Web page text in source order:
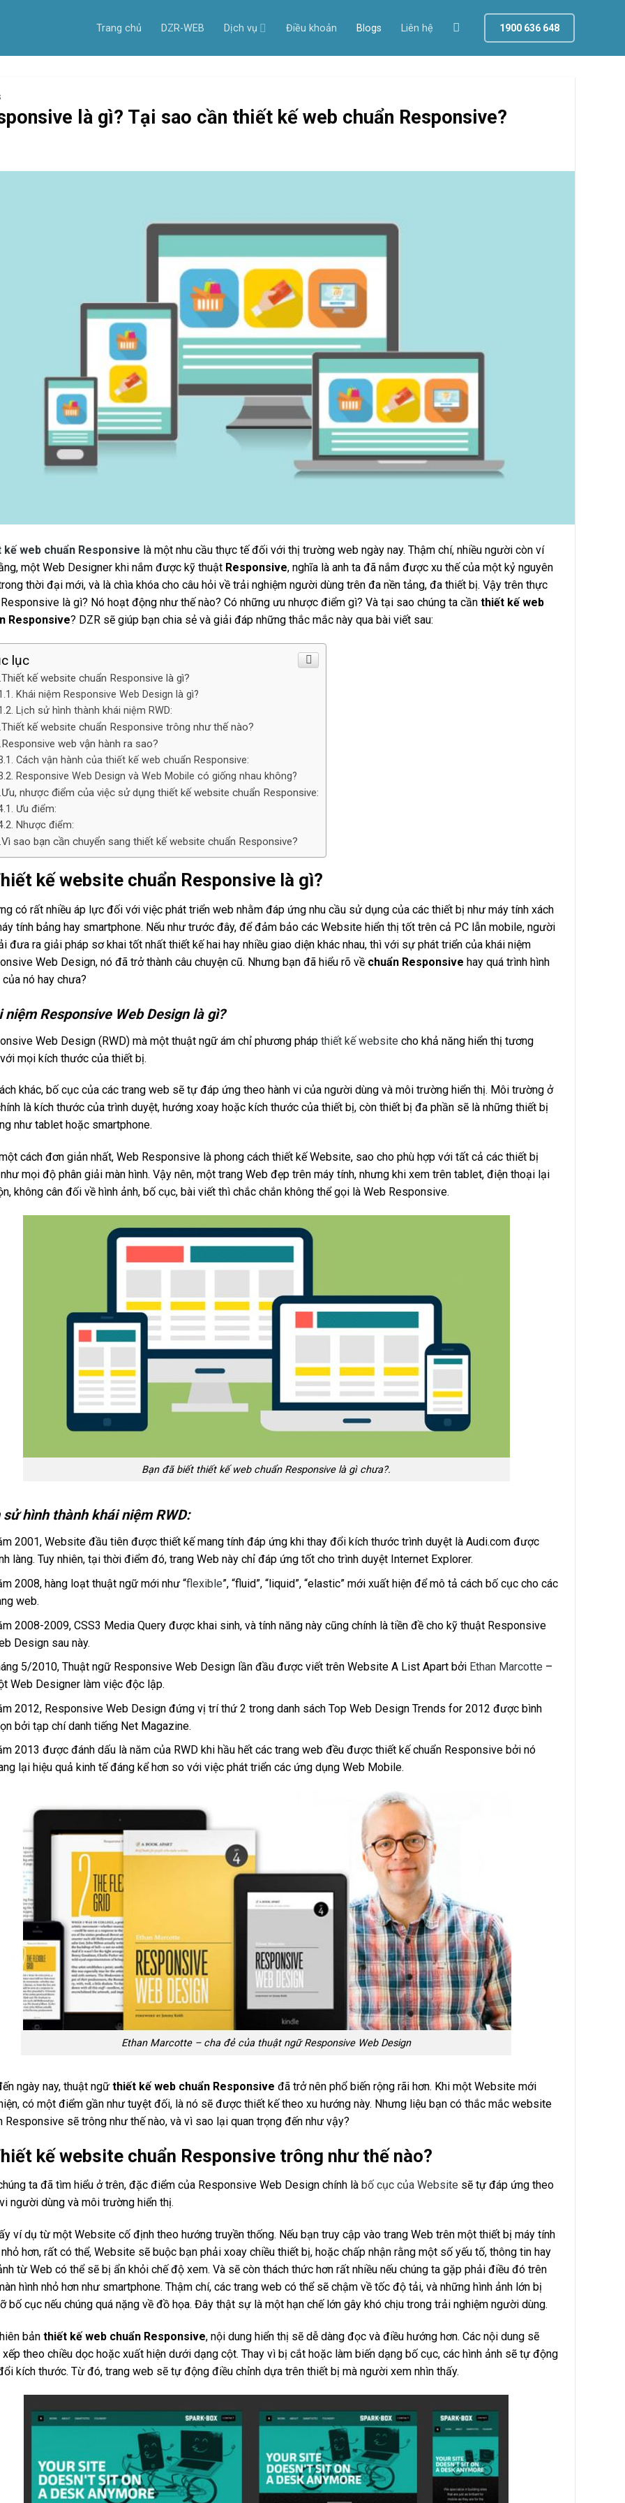
Trang chủ DZR-WEB Dịch vụ Điều khoản Blogs Liên hệ 1900 636 648
là gì? Tại sao cần thiết kế web chuẩn Responsive?
kế web chuẩn Responsive là một nhu cầu thực tế đối với thị trường web ngày nay. Thậm chí, nhiều người còn ví
một Web Designer khi nắm được kỹ thuật Responsive, nghĩa là anh ta đã nắm được xu thế của một kỷ nguyên
thời đại mới, và là chìa khóa cho câu hỏi về trải nghiệm người dùng trên đa nền tảng, đa thiết bị. Vậy trên thực
là gì? Nó hoạt động như thế nào? Có những ưu nhược điểm gì? Và tại sao chúng ta cần thiết kế web
Responsive? DZR sẽ giúp bạn chia sẻ và giải đáp những thắc mắc này qua bài viết sau:
lục
kế website chuẩn Responsive là gì?
Khái niệm Responsive Web Design là gì?
Lịch sử hình thành khái niệm RWD:
kế website chuẩn Responsive trông như thế nào?
web vận hành ra sao?
Cách vận hành của thiết kế web chuẩn Responsive:
Responsive Web Design và Web Mobile có giống nhau không?
nhược điểm của việc sử dụng thiết kế website chuẩn Responsive:
Ưu điểm:
Nhược điểm:
sao bạn cần chuyển sang thiết kế website chuẩn Responsive?
kế website chuẩn Responsive là gì?
có rất nhiều áp lực đối với việc phát triển web nhằm đáp ứng nhu cầu sử dụng của các thiết bị như máy tính xách
tính bảng hay smartphone. Nếu như trước đây, để đảm bảo các Website hiển thị tốt trên cả PC lẫn mobile, người
đưa ra giải pháp sơ khai tốt nhất thiết kế hai hay nhiều giao diện khác nhau, thì với sự phát triển của khái niệm
Web Design, nó đã trở thành câu chuyện cũ. Nhưng bạn đã hiểu rõ về chuẩn Responsive hay quá trình hình
của nó hay chưa?
niệm Responsive Web Design là gì?
Web Design (RWD) mà một thuật ngữ ám chỉ phương pháp thiết kế website cho khả năng hiển thị tương
mọi kích thước của thiết bị.
khác, bố cục của các trang web sẽ tự đáp ứng theo hành vi của người dùng và môi trường hiển thị. Môi trường ở
là kích thước của trình duyệt, hướng xoay hoặc kích thước của thiết bị, còn thiết bị đa phần sẽ là những thiết bị
như tablet hoặc smartphone.
cách đơn giản nhất, Web Responsive là phong cách thiết kế Website, sao cho phù hợp với tất cả các thiết bị
mọi độ phân giải màn hình. Vậy nên, một trang Web đẹp trên máy tính, nhưng khi xem trên tablet, điện thoại lại
không cân đối về hình ảnh, bố cục, bài viết thì chắc chắn không thể gọi là Web Responsive.
Bạn đã biết thiết kế web chuẩn Responsive là gì chưa?.
sử hình thành khái niệm RWD:
2001, Website đầu tiên được thiết kế mang tính đáp ứng khi thay đổi kích thước trình duyệt là Audi.com được
làng. Tuy nhiên, tại thời điểm đó, trang Web này chỉ đáp ứng tốt cho trình duyệt Internet Explorer.
2008, hàng loạt thuật ngữ mới như “flexible”, “fluid”, “liquid”, “elastic” mới xuất hiện để mô tả cách bố cục cho các
web.
2008-2009, CSS3 Media Query được khai sinh, và tính năng này cũng chính là tiền đề cho kỹ thuật Responsive
Design sau này.
5/2010, Thuật ngữ Responsive Web Design lần đầu được viết trên Website A List Apart bởi Ethan Marcotte –
Web Designer làm việc độc lập.
2012, Responsive Web Design đứng vị trí thứ 2 trong danh sách Top Web Design Trends for 2012 được bình
bởi tạp chí danh tiếng Net Magazine.
2013 được đánh dấu là năm của RWD khi hầu hết các trang web đều được thiết kế chuẩn Responsive bởi nó
lại hiệu quả kinh tế đáng kể hơn so với việc phát triển các ứng dụng Web Mobile.
Ethan Marcotte – cha đẻ của thuật ngữ Responsive Web Design
ngày nay, thuật ngữ thiết kế web chuẩn Responsive đã trở nên phổ biến rộng rãi hơn. Khi một Website mới
có một điểm gần như tuyệt đối, là nó sẽ được thiết kế theo xu hướng này. Nhưng liệu bạn có thắc mắc website
Responsive sẽ trông như thế nào, và vì sao lại quan trọng đến như vậy?
kế website chuẩn Responsive trông như thế nào?
ta đã tìm hiểu ở trên, đặc điểm của Responsive Web Design chính là bố cục của Website sẽ tự đáp ứng theo
người dùng và môi trường hiển thị.
ví dụ từ một Website cố định theo hướng truyền thống. Nếu bạn truy cập vào trang Web trên một thiết bị máy tính
hơn, rất có thể, Website sẽ buộc bạn phải xoay chiều thiết bị, hoặc chấp nhận rằng một số yếu tố, thông tin hay
từ Web có thể sẽ bị ẩn khỏi chế độ xem. Và sẽ còn thách thức hơn rất nhiều nếu chúng ta gặp phải điều đó trên
hình nhỏ hơn như smartphone. Thậm chí, các trang web có thể sẽ chậm về tốc độ tải, và những hình ảnh lớn bị
bố cục nếu chúng quá nặng về đồ họa. Đây thật sự là một hạn chế lớn gây khó chịu trong trải nghiệm người dùng.
bản thiết kế web chuẩn Responsive, nội dung hiển thị sẽ dễ dàng đọc và điều hướng hơn. Các nội dung sẽ
theo chiều dọc hoặc xuất hiện dưới dạng cột. Thay vì bị cắt hoặc làm biến dạng bố cục, các hình ảnh sẽ tự động
kích thước. Từ đó, trang web sẽ tự động điều chỉnh dựa trên thiết bị mà người xem nhìn thấy.